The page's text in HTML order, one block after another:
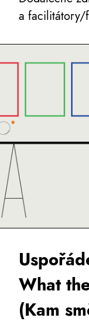
a facilitátory/
What
(Kam